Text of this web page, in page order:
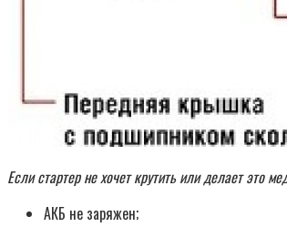
Если стартер не хочет крутить или делает это
АКБ не заряжен;